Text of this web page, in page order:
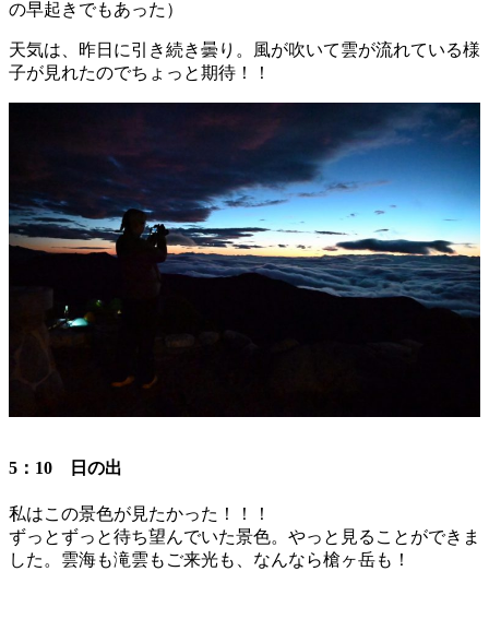
の早起きでもあった）
天気は、昨日に引き続き曇り。風が吹いて雲が流れている様
子が見れたのでちょっと期待！！
5：10 日の出
私はこの景色が見たかった！！！
ずっとずっと待ち望んでいた景色。やっと見ることができま
した。雲海も滝雲もご来光も、なんなら槍ヶ岳も！